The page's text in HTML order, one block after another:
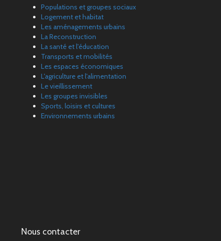
Populations et groupes sociaux
Logement et habitat
Les aménagements urbains
La Reconstruction
La santé et l'éducation
Transports et mobilités
Les espaces économiques
L'agriculture et l'alimentation
Le vieillissement
Les groupes invisibles
Sports, loisirs et cultures
Environnements urbains
Nous contacter